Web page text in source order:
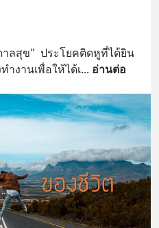
าลสุข"  ประโยคติดหูที่ได้ยิน
ำงานเพื่อให้ได้เ... อ่านต่อ